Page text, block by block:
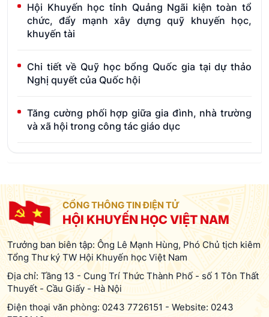
Hội Khuyến học tỉnh Quảng Ngãi kiện toàn tổ
chức, đẩy mạnh xây dựng quỹ khuyến học,
khuyến tài
Chi tiết về Quỹ học bổng Quốc gia tại dự thảo
Nghị quyết của Quốc hội
Tăng cường phối hợp giữa gia đình, nhà trường
và xã hội trong công tác giáo dục
CỔNG THÔNG TIN ĐIỆN TỬ
HỘI KHUYẾN HỌC VIỆT NAM
Trưởng ban biên tập: Ông Lê Mạnh Hùng, Phó Chủ tịch kiêm
Tổng Thư ký TW Hội Khuyến học Việt Nam
Địa chỉ: Tầng 13 - Cung Trí Thức Thành Phố - số 1 Tôn Thất
Thuyết - Cầu Giấy - Hà Nội
Điện thoại văn phòng: 0243 7726151 - Website: 0243